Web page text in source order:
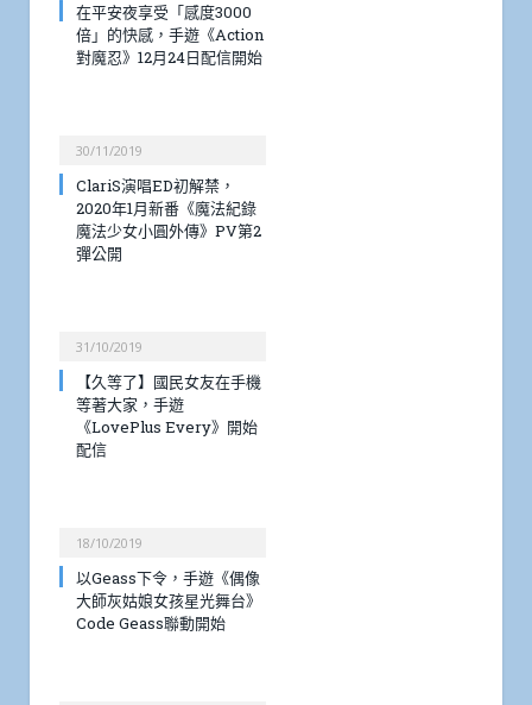
在平安夜享受「感度3000
倍」的快感，手遊《Action
對魔忍》12月24日配信開始
30/11/2019
ClariS演唱ED初解禁，
2020年1月新番《魔法紀錄
魔法少女小圓外傳》PV第2
彈公開
31/10/2019
【久等了】國民女友在手機
等著大家，手遊
《LovePlus Every》開始
配信
18/10/2019
以Geass下令，手遊《偶像
大師灰姑娘女孩星光舞台》
Code Geass聯動開始